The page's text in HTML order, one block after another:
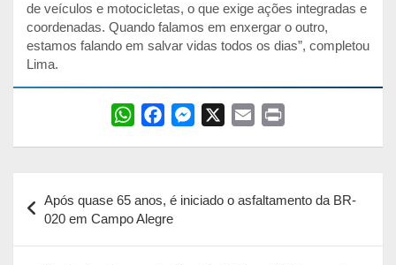
de veículos e motocicletas, o que exige ações integradas e
coordenadas. Quando falamos em enxergar o outro,
estamos falando em salvar vidas todos os dias”, completou
Lima.
W
s
b
e
l
t
de
Post
Após quase 65 anos, é iniciado o asfaltamento da BR-
020 em Campo Alegre